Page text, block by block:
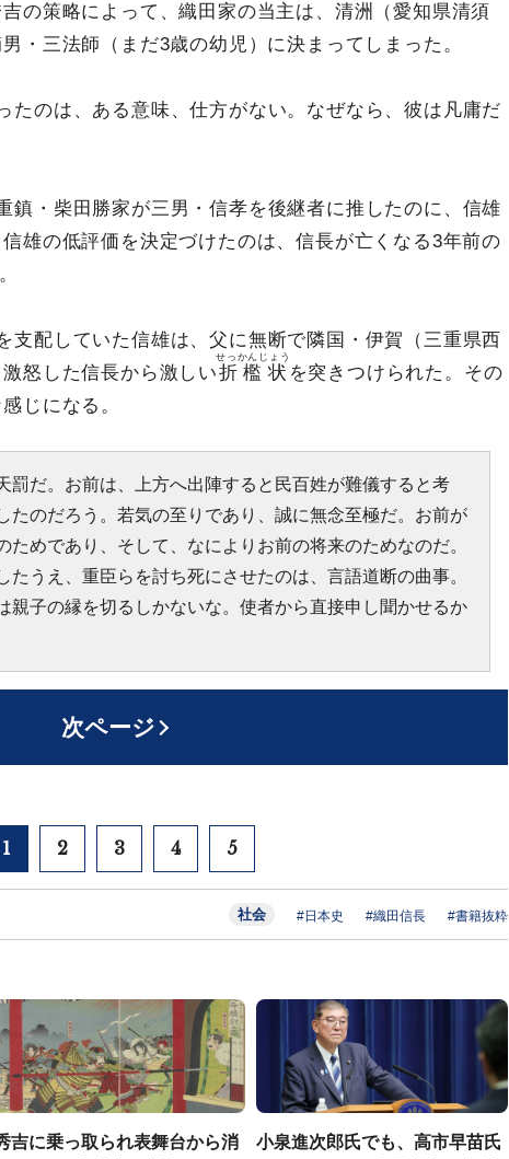
の策略によって、織田家の当主は、清洲（愛知県清須
・三法師（まだ3歳の幼児）に決まってしまった。
たのは、ある意味、仕方がない。なぜなら、彼は凡庸だ
鎮・柴田勝家が三男・信孝を後継者に推したのに、信雄
雄の低評価を決定づけたのは、信長が亡くなる3年前の
支配していた信雄は、父に無断で隣国・伊賀（三重県西
怒した信長から激しい折檻状
せっかんじょう
を突きつけられた。その
じになる。
罰だ。お前は、上方へ出陣すると民百姓が難儀すると考
たのだろう。若気の至りであり、誠に無念至極だ。お前が
ためであり、そして、なによりお前の将来のためなのだ。
たうえ、重臣らを討ち死にさせたのは、言語道断の曲事。
親子の縁を切るしかないな。使者から直接申し聞かせるか
次ページ
1 2 3 4 5
社会 #日本史 #織田信長 #書籍抜粋
吉に乗っ取られ表舞台から消
小泉進次郎氏でも、高市早苗氏